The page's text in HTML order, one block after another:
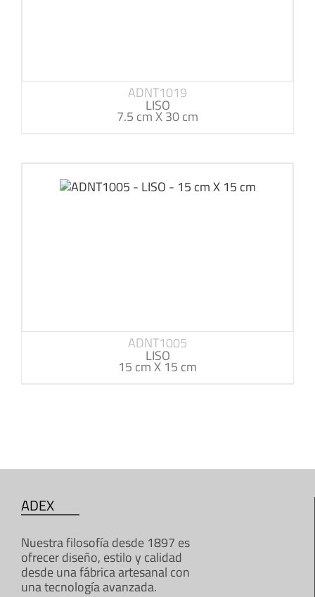
ADNT1019
LISO
7.5 cm X 30 cm
ADNT1005
LISO
15 cm X 15 cm
ADEX
Nuestra filosofía desde 1897 es
ofrecer diseño, estilo y calidad
desde una fábrica artesanal con
una tecnología avanzada.